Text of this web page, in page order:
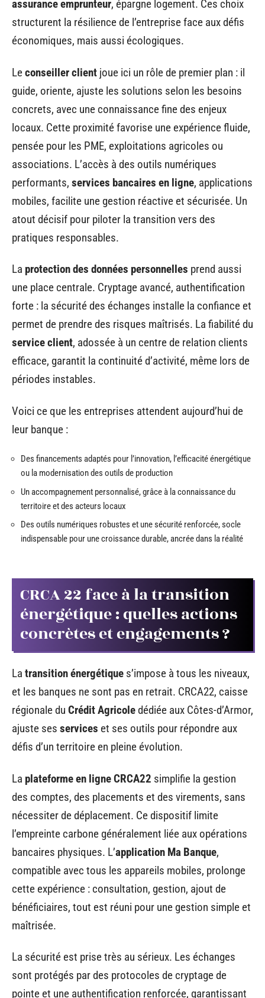
assurance emprunteur, épargne logement. Ces choix
structurent la résilience de l’entreprise face aux défis
économiques, mais aussi écologiques.
Leconseiller client joue ici un rôle de premier plan : il
guide, oriente, ajuste les solutions selon les besoins
concrets, avec une connaissance fine des enjeux
locaux. Cette proximité favorise une expérience fluide,
pensée pour les PME, exploitations agricoles ou
associations. L’accès à des outils numériques
performants, services bancaires en ligne, applications
mobiles, facilite une gestion réactive et sécurisée. Un
atout décisif pour piloter la transition vers des
pratiques responsables.
La protection des données personnelles prend aussi
une place centrale. Cryptage avancé, authentification
forte : la sécurité des échanges installe la confiance et
permet de prendre des risques maîtrisés. La fiabilité du
service client, adossée à un centre de relation clients
efficace, garantit la continuité d’activité, même lors de
périodes instables.
Voici ce que les entreprises attendent aujourd’hui de
leur banque :
Des financements adaptés pour l’innovation, l’efficacité énergétique
ou la modernisation des outils de production
Un accompagnement personnalisé, grâce à la connaissance du
territoire et des acteurs locaux
Des outils numériques robustes et une sécurité renforcée, socle
indispensable pour une croissance durable, ancrée dans la réalité
CRCA 22 face à la transition
énergétique : quelles actions
concrètes et engagements ?
La transition énergétique s’impose à tous les niveaux,
et les banques ne sont pas en retrait. CRCA22, caisse
régionale du Crédit Agricoledédiée aux Côtes-d’Armor,
ajuste ses services et ses outils pour répondre aux
défis d’un territoire en pleine évolution.
La plateforme en ligne CRCA22 simplifie la gestion
des comptes, des placements et des virements, sans
nécessiter de déplacement. Ce dispositif limite
l’empreinte carbone généralement liée aux opérations
bancaires physiques. L’application Ma Banque,
compatible avec tous les appareils mobiles, prolonge
cette expérience : consultation, gestion, ajout de
bénéficiaires, tout est réuni pour une gestion simple et
maîtrisée.
La sécurité est prise très au sérieux. Les échanges
sont protégés par des protocoles de cryptage de
pointe et une authentification renforcée, garantissant